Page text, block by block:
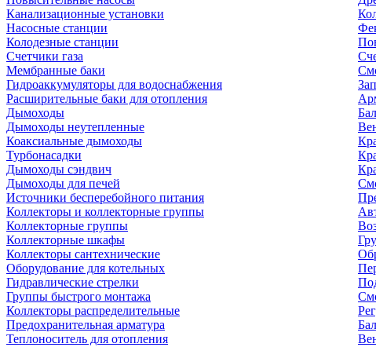
Канализационные установки
Насосные станции
Колодезные станции
Счетчики газа
Мембранные баки
Гидроаккумуляторы для водоснабжения
Расширительные баки для отопления
Дымоходы
Дымоходы неутепленные
Коаксиальные дымоходы
Турбонасадки
Дымоходы сэндвич
Дымоходы для печей
Источники бесперебойного питания
Коллекторы и коллекторные группы
Коллекторные группы
Коллекторные шкафы
Коллекторы сантехнические
Оборудование для котельных
Гидравлические стрелки
Группы быстрого монтажа
Коллекторы распределительные
Предохранительная арматура
Теплоноситель для отопления